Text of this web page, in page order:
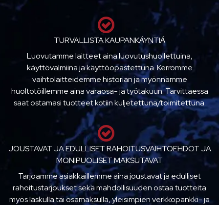
TURVALLISTA KAUPANKÄYNTIÄ
Luovutamme laitteet aina luovutushuollettuina,
käyttövalmiina ja käyttöopastettuna. Kerromme
vaihtolaitteidemme historian ja myönnämme
huoltotöillemme aina varaosa- ja työtakuun. Tarvittaessa
saat ostamasi tuotteet kotiin kuljetettuna/toimitettuna.
JOUSTAVAT JA EDULLISET RAHOITUSVAIHTOEHDOT JA
MONIPUOLISET MAKSUTAVAT
Tarjoamme asiakkaillemme aina joustavat ja edulliset
rahoitustarjoukset sekä mahdollisuuden ostaa tuotteita
myös laskulla tai osamaksulla, yleisimpien verkkopankki- ja